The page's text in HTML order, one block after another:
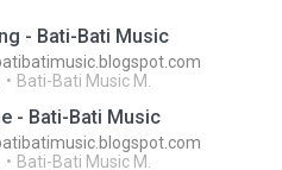
- Bati-Bati Music
Bati-Bati Music M.
- Bati-Bati Music
Bati-Bati Music M.